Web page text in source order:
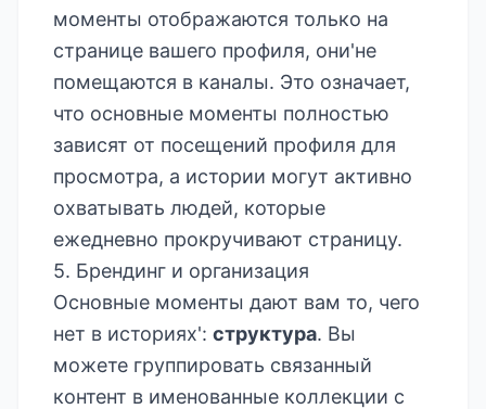
моменты отображаются только на
странице вашего профиля, они'не
помещаются в каналы. Это означает,
что основные моменты полностью
зависят от посещений профиля для
просмотра, а истории могут активно
охватывать людей, которые
ежедневно прокручивают страницу.
5. Брендинг и организация
Основные моменты дают вам то, чего
нет в историях': структура. Вы
можете группировать связанный
контент в именованные коллекции с